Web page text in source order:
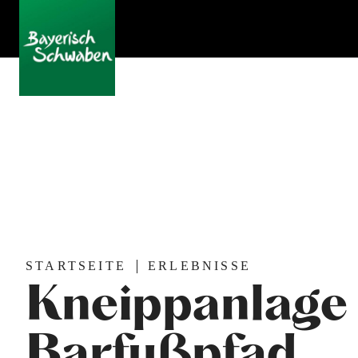
STARTSEITE ERLEBNISSE
Kneippanlage